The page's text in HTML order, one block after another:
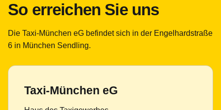
So erreichen Sie uns
Die Taxi-München eG befindet sich in der Engelhardstraße
6 in München Sendling.
Taxi-München eG